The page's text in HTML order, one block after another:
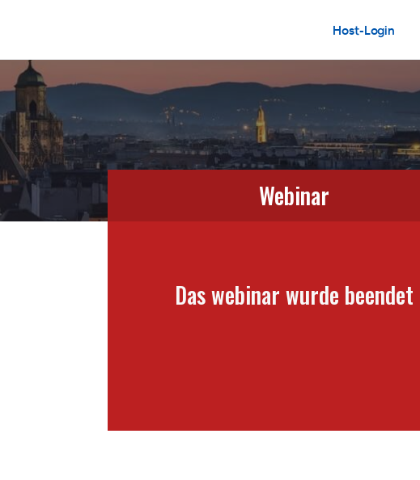
Host-Login
Webinar
Das webinar wurde beendet